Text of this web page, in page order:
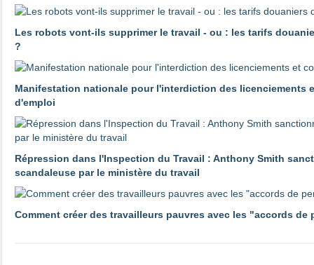
Les robots vont-ils supprimer le travail - ou : les tarifs
?
Manifestation nationale pour l'interdiction des licenciements
d'emploi
Répression dans l'Inspection du Travail : Anthony Smith
scandaleuse par le ministère du travail
Comment créer des travailleurs pauvres avec les "accords de